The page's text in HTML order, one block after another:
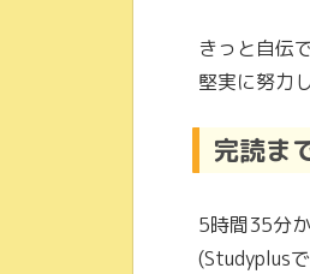
きっと自伝
堅実に努力
完読ま
5時間35分か
(Studyplus